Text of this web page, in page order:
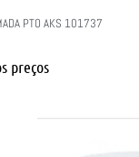
PTO AKS 101737
preços